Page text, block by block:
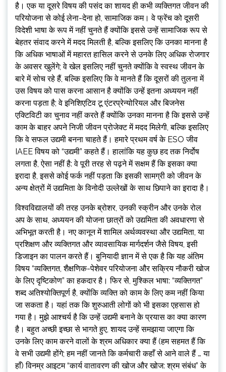
है। एक या दूसरे विषय की पसंद का शायद ही कभी व्यक्तिगत जीवन की
परियोजना से कोई लेना-देना हो, सामाजिक कम। वे फ्रेंच को दूसरी
विदेशी भाषा के रूप में नहीं चुनते हैं क्योंकि इससे उन्हें सामाजिक रूप से
बेहतर संवाद करने में मदद मिलती है, बल्कि इसलिए कि उनका मानना ​​है
कि अधिक भाषाओं में महारत हासिल करने से उनके लिए अधिक रोजगार
के अवसर खुलेंगे; वे खेल इसलिए नहीं चुनते क्योंकि वे स्वस्थ जीवन के
बारे में सोच रहे हैं, बल्कि इसलिए कि वे मानते हैं कि दूसरों की तुलना में
उस विषय को पास करना आसान है क्योंकि उन्हें इतना अध्ययन नहीं
करना पड़ता है; वे इनिशिएटिव टू एंटरप्रेन्योरियल और बिजनेस
एक्टिविटी का चुनाव नहीं करते हैं क्योंकि उनका मानना ​​है कि इससे उन्हें
काम के बाहर अपने निजी जीवन प्रोजेक्ट में मदद मिलेगी, बल्कि इसलिए
कि वे सफल उद्यमी बनना चाहते हैं। हमारे प्रथम वर्ष के ESO जीव
IAEE विषय को “उद्यमी” कहते हैं। हालांकि यह कुछ हद तक निर्दोष
लगता है, ऐसा नहीं है: वे पूरी तरह से पढ़ने में सक्षम हैं कि इसका क्या
इरादा है, इससे कोई फर्क नहीं पड़ता कि इसकी सामग्री को जीवन के
अन्य क्षेत्रों में उद्यमिता के विनोदी उल्लेखों के साथ छिपाने का इरादा है।
विश्वविद्यालयों की तरह उनके ब्रोशर, उनकी स्क्रीन और उनके रोल
अप के साथ, अध्ययन की योजना छात्रों को उद्यमिता की अवधारणा से
अभिभूत करती है। नए कानून में शामिल अर्थव्यवस्था और उद्यमिता, या
प्रशिक्षण और व्यक्तिगत और व्यावसायिक मार्गदर्शन जैसे विषय, इसी
डिजाइन का पालन करते हैं। बुनियादी ज्ञान में से एक है कि यह अंतिम
विषय “व्यक्तिगत, शैक्षणिक-पेशेवर परियोजना और सक्रिय नौकरी खोज
के लिए दृष्टिकोण” का हकदार है। फिर से, मुश्किल भाषा: “व्यक्तिगत”
शब्द अतिश्योक्तिपूर्ण है, क्योंकि व्यक्ति को काम के लिए कम नहीं किया
जा सकता है। यहां तक ​​​​कि शुरुआती लोगों को भी इसका एहसास हो
गया है। मुझे आश्चर्य है कि उन्हें उद्यमी बनाने के प्रयास का क्या कारण
है। बहुत अच्छी इच्छा से भागते हुए, शायद उन्हें समझाया जाएगा कि
उनके लिए काम करने वालों के श्रम अधिकार क्या हैं (हम सहमत हैं कि
वे सभी उद्यमी होंगे; हम नहीं जानते कि कर्मचारी कहाँ से आने वाले हैं … या
हाँ) विनम्र आइटम “कार्य वातावरण की खोज और खोज: श्रम संबंध” के